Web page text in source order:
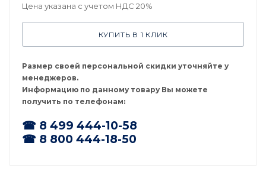
Цена указана с учетом НДС 20%
КУПИТЬ В 1 КЛИК
Размер своей персональной скидки уточняйте у
менеджеров.
Информацию по данному товару Вы можете
получить по телефонам:
☎ 8 499 444-10-58
☎ 8 800 444-18-50